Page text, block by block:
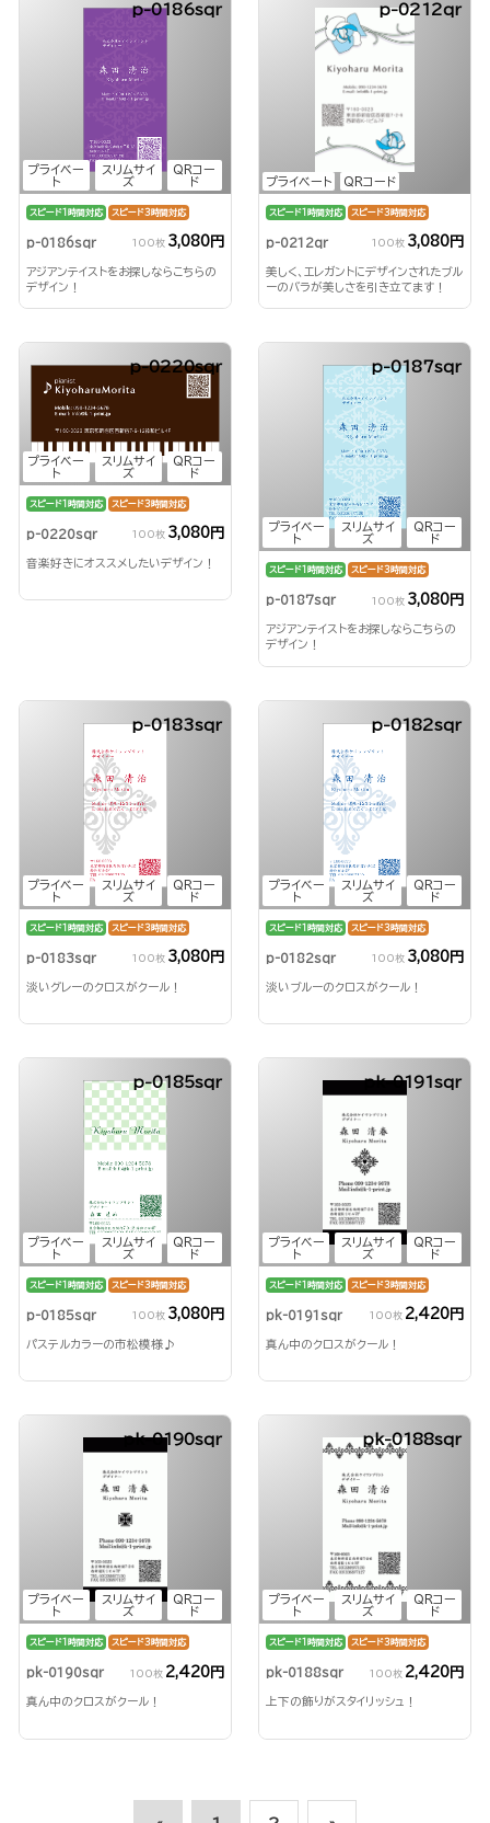
プライベー
ト
スリムサイ
ズ
QRコー
ド
p-0186sqr
スピード1時間対応 スピード3時間対応
p-0186sqr 100枚 3,080円
アジアンテイストをお探しならこちらの
デザイン！
プライベート QRコード
p-0212qr
スピード1時間対応 スピード3時間対応
p-0212qr 100枚 3,080円
美しく、エレガントにデザインされたブル
ーのバラが美しさを引き立てます！
プライベー
ト
スリムサイ
ズ
QRコー
ド
p-0220sqr
スピード1時間対応 スピード3時間対応
p-0220sqr 100枚 3,080円
音楽好きにオススメしたいデザイン！
プライベー
ト
スリムサイ
ズ
QRコー
ド
p-0187sqr
スピード1時間対応 スピード3時間対応
p-0187sqr 100枚 3,080円
アジアンテイストをお探しならこちらの
デザイン！
プライベー
ト
スリムサイ
ズ
QRコー
ド
p-0183sqr
スピード1時間対応 スピード3時間対応
p-0183sqr 100枚 3,080円
淡いグレーのクロスがクール！
プライベー
ト
スリムサイ
ズ
QRコー
ド
p-0182sqr
スピード1時間対応 スピード3時間対応
p-0182sqr 100枚 3,080円
淡いブルーのクロスがクール！
プライベー
ト
スリムサイ
ズ
QRコー
ド
p-0185sqr
スピード1時間対応 スピード3時間対応
p-0185sqr 100枚 3,080円
パステルカラーの市松模様♪
プライベー
ト
スリムサイ
ズ
QRコー
ド
pk-0191sqr
スピード1時間対応 スピード3時間対応
pk-0191sqr 100枚 2,420円
真ん中のクロスがクール！
プライベー
ト
スリムサイ
ズ
QRコー
ド
pk-0190sqr
スピード1時間対応 スピード3時間対応
pk-0190sqr 100枚 2,420円
真ん中のクロスがクール！
プライベー
ト
スリムサイ
ズ
QRコー
ド
pk-0188sqr
スピード1時間対応 スピード3時間対応
pk-0188sqr 100枚 2,420円
上下の飾りがスタイリッシュ！